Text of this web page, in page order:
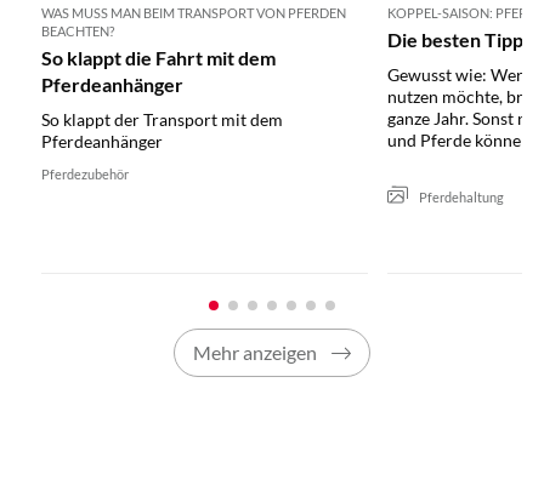
WAS MUSS MAN BEIM TRANSPORT VON PFERDEN
BEACHTEN?
So klappt die Fahrt mit dem
Pferdeanhänger
So klappt der Transport mit dem
Pferdeanhänger
Pferdezubehör
KOPPEL-SAISON:
Die besten Tipps
Gewusst wie: Wer
nutzen möchte,
ganze Jahr. Sonst
und Pferde können...
Pferdehaltung
Mehr anzeigen